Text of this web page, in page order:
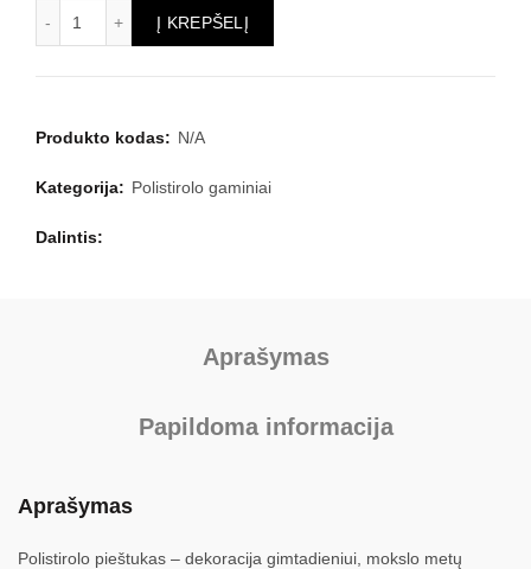
produkto kiekis: Polistirolo pieštukas - dekoracija
Į KREPŠELĮ
Produkto kodas: N/A
Kategorija: Polistirolo gaminiai
Dalintis
Aprašymas
Papildoma informacija
Aprašymas
Polistirolo pieštukas – dekoracija gimtadieniui, mokslo metų